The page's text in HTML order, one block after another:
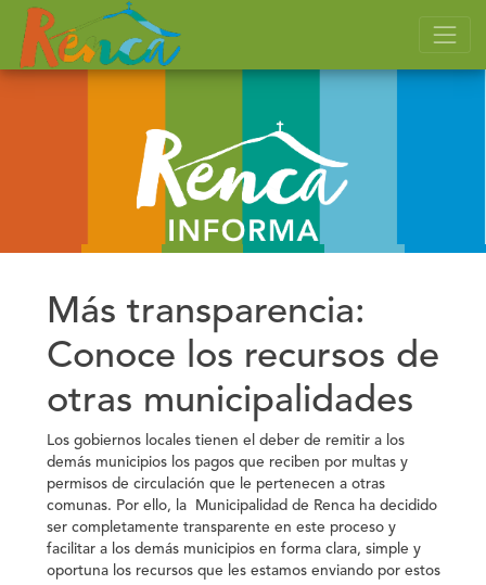
Más transparencia:
Conoce los recursos de
otras municipalidades
Los gobiernos locales tienen el deber de remitir a los
demás municipios los pagos que reciben por multas y
permisos de circulación que le pertenecen a otras
comunas. Por ello, la Municipalidad de Renca ha decidido
ser completamente transparente en este proceso y
facilitar a los demás municipios en forma clara, simple y
oportuna los recursos que les estamos enviando por estos